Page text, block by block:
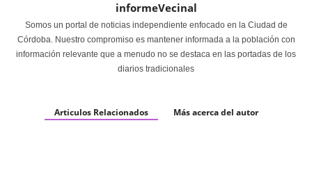
informeVecinal
Somos un portal de noticias independiente enfocado en la Ciudad de
Córdoba. Nuestro compromiso es mantener informada a la población con
información relevante que a menudo no se destaca en las portadas de los
diarios tradicionales
Articulos Relacionados Más acerca del autor